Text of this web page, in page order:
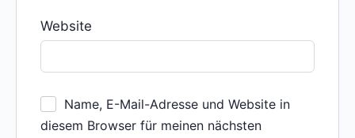
Website
Name, E-Mail-Adresse und Website in
diesem Browser für meinen nächsten